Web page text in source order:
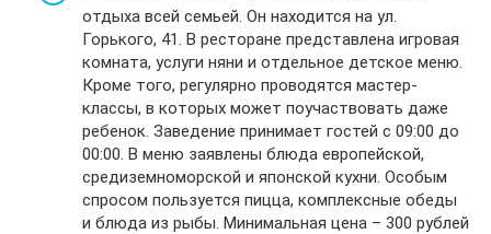
отдыха всей семьей. Он находится на ул.
Горького, 41. В ресторане представлена игровая
комната, услуги няни и отдельное детское меню.
Кроме того, регулярно проводятся мастер-
классы, в которых может поучаствовать даже
ребенок. Заведение принимает гостей с 09:00 до
00:00. В меню заявлены блюда европейской,
средиземноморской и японской кухни. Особым
спросом пользуется пицца, комплексные обеды
и блюда из рыбы. Минимальная цена – 300 рублей